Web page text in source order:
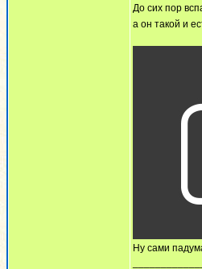
До сих пор
а он такой и
Ну сами